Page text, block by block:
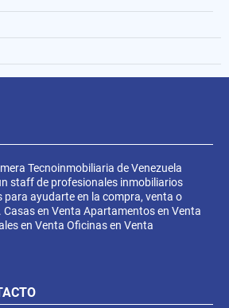
Tecnoinmobiliaria de Venezuela
staff de profesionales inmobiliarios
ayudarte en la compra, venta o
Casas en Venta Apartamentos en Venta
en Venta Oficinas en Venta